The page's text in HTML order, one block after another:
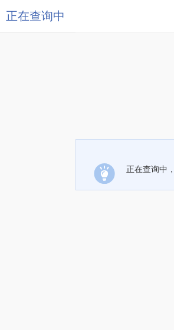
正在查询中
正在查询中